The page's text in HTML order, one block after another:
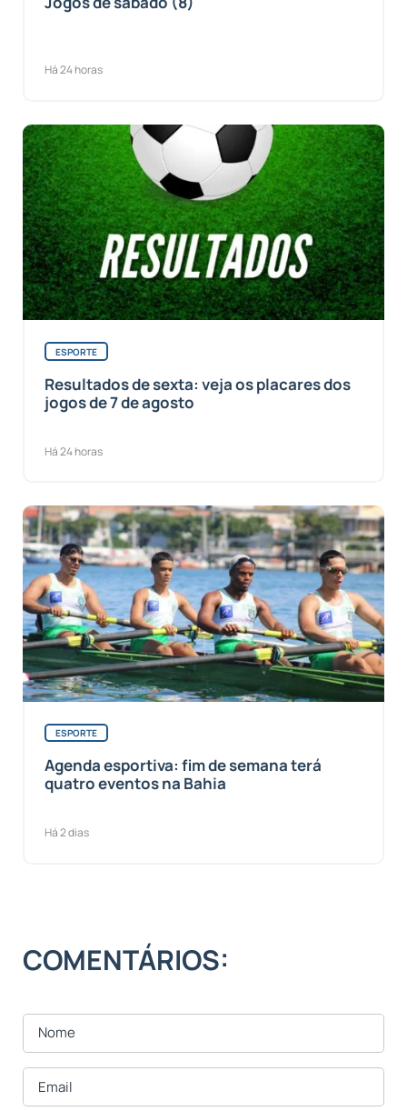
Há 24 horas
ESPORTE
Resultados de sexta: veja os placares dos
jogos de 7 de agosto
Há 24 horas
ESPORTE
Agenda esportiva: fim de semana terá
quatro eventos na Bahia
Há 2 dias
COMENTÁRIOS: